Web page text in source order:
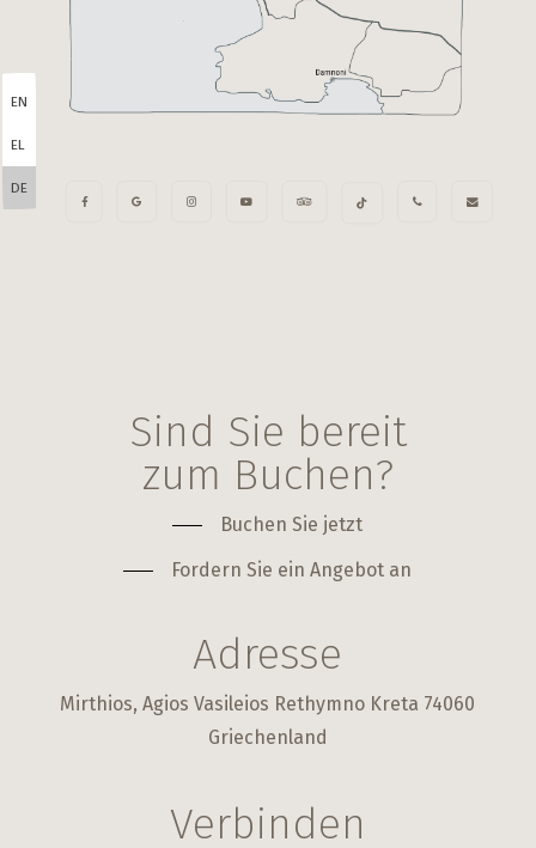
Sind Sie bereit
zum Buchen?
Buchen Sie jetzt
Fordern Sie ein Angebot an
Adresse
Mirthios, Agios Vasileios Rethymno Kreta 74060
Griechenland
Verbinden
EN
EL
DE